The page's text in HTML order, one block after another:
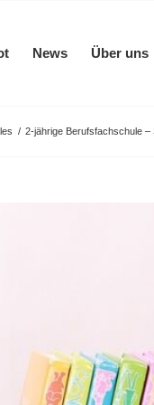
News Über uns
/ 2-jährige Berufsfachschule –